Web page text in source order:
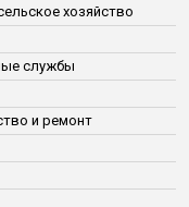
хозяйство
службы
и ремонт